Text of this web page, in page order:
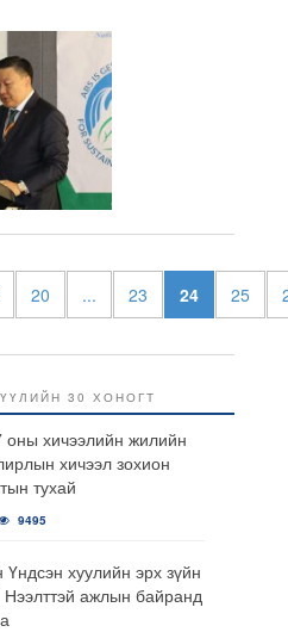
20 ... 23 24 25
30 ХОНОГТ
оны хичээлийн жилийн
хичээл зохион
тухай
9495
хуулийн эрх зүйн
Нээлттэй ажлын байранд